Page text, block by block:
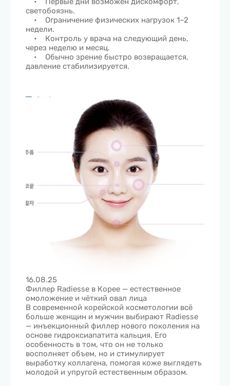
светобоязнь.
• Ограничение физических нагрузок 1–2
недели.
• Контроль у врача на следующий день,
через неделю и месяц.
• Обычно зрение быстро возвращается,
давление стабилизируется.
16.08.25
Филлер Radiesse в Корее — естественное
омоложение и чёткий овал лица
В современной корейской косметологии всё
больше женщин и мужчин выбирают Radiesse
— инъекционный филлер нового поколения на
основе гидроксиапатита кальция. Его
особенность в том, что он не только
восполняет объем, но и стимулирует
выработку коллагена, помогая коже выглядеть
молодой и упругой естественным образом.